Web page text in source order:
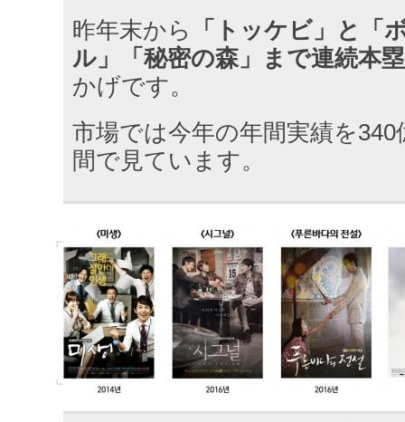
昨年末から
「トッケビ」と「
ル」「秘密の森」まで連続本
かげです。
市場では今年の年間実績を
間で見ています。